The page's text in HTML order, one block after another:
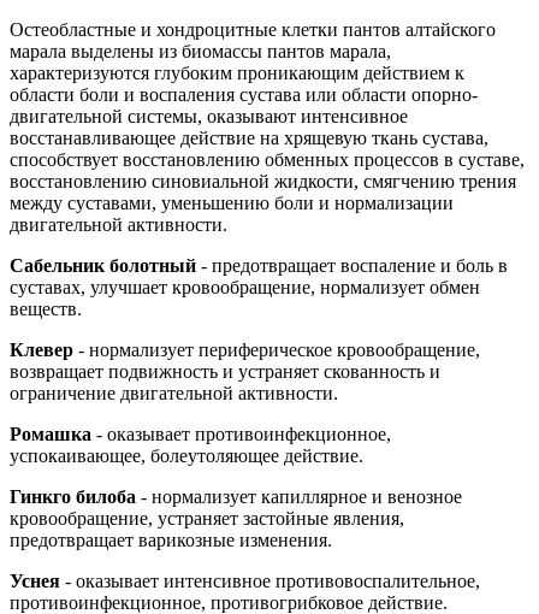
Остеобластные и хондроцитные клетки пантов алтайского
марала выделены из биомассы пантов марала,
характеризуются глубоким проникающим действием к
области боли и воспаления сустава или области опорно-
двигательной системы, оказывают интенсивное
восстанавливающее действие на хрящевую ткань сустава,
способствует восстановлению обменных процессов в суставе,
восстановлению синовиальной жидкости, смягчению трения
между суставами, уменьшению боли и нормализации
двигательной активности.
Сабельник болотный - предотвращает воспаление и боль в
суставах, улучшает кровообращение, нормализует обмен
веществ.
Клевер - нормализует периферическое кровообращение,
возвращает подвижность и устраняет скованность и
ограничение двигательной активности.
Ромашка - оказывает противоинфекционное,
успокаивающее, болеутоляющее действие.
Гинкго билоба - нормализует капиллярное и венозное
кровообращение, устраняет застойные явления,
предотвращает варикозные изменения.
Уснея - оказывает интенсивное противовоспалительное,
противоинфекционное, противогрибковое действие.